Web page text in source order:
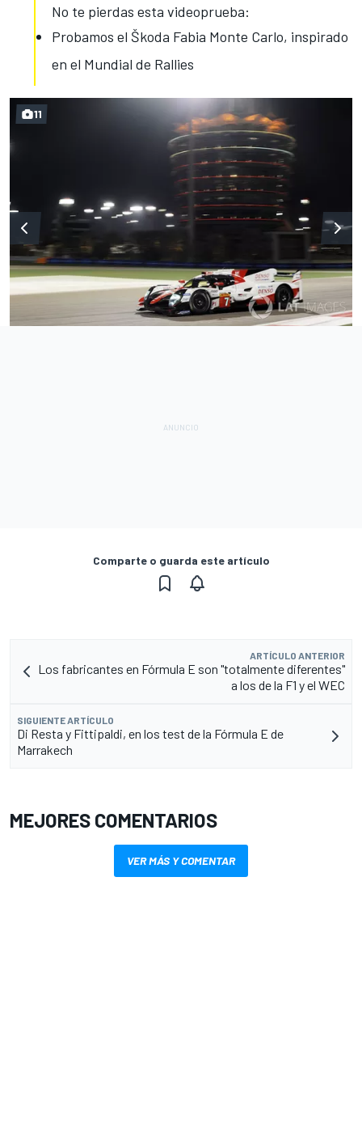
No te pierdas esta videoprueba:
Probamos el Škoda Fabia Monte Carlo, inspirado
en el Mundial de Rallies
11
Comparte o guarda este artículo
ARTÍCULO ANTERIOR
Los fabricantes en Fórmula E son "totalmente diferentes"
a los de la F1 y el WEC
SIGUIENTE ARTÍCULO
Di Resta y Fittipaldi, en los test de la Fórmula E de
Marrakech
MEJORES COMENTARIOS
VER MÁS Y COMENTAR